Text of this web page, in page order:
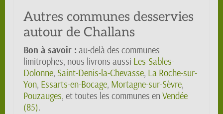
Autres communes desservies
autour de Challans
Bon à savoir : au-delà des communes
limitrophes, nous livrons aussi Les-Sables-
Dolonne, Saint-Denis-la-Chevasse, La Roche-sur-
Yon, Essarts-en-Bocage, Mortagne-sur-Sèvre,
Pouzauges, et toutes les communes enVendée
(85).